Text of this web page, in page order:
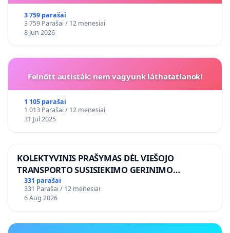
3 759 parašai
3 759 Parašai / 12 mėnesiai
8 Jun 2026
Felnőtt autisták: nem vagyunk láthatatlanok!
1 105 parašai
1 013 Parašai / 12 mėnesiai
31 Jul 2025
KOLEKTYVINIS PRAŠYMAS DĖL VIEŠOJO
TRANSPORTO SUSISIEKIMO GERINIMO
VOSYLIUKŲ KAIME
331 parašai
331 Parašai / 12 mėnesiai
6 Aug 2026